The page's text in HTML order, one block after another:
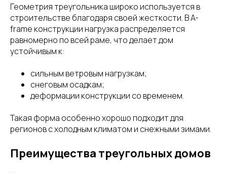
Геометрия треугольника широко используется в
строительстве благодаря своей жесткости. В A-
frame конструкции нагрузка распределяется
равномерно по всей раме, что делает дом
устойчивым к:
сильным ветровым нагрузкам;
снеговым осадкам;
деформации конструкции со временем.
Такая форма особенно хорошо подходит для
регионов с холодным климатом и снежными зимами.
Преимущества треугольных домов